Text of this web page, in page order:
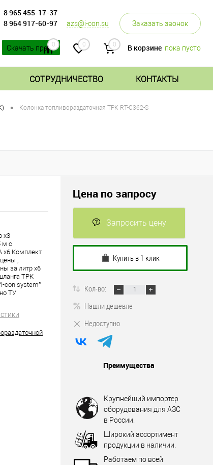
8 965 455-17-37
8 964 917-60-97
azs@i-con.su Заказать звонок
Скачать прайс
0 0 0 В корзине пока пусто
СОТРУДНИЧЕСТВО КОНТАКТЫ
• Колонка топливораздаточная ТРК RT-C362-S
x3
м с
x6 Комплект
,
за литр x6
ТРК
con system”
ТУ
Цена по запросу
Запросить цену
Купить в 1 клик
Кол-во:
Нашли дешевле
Недоступно
Преимущества
Крупнейший импортер
оборудования для АЗС
в России.
Широкий ассортимент
продукции в наличии.
Работаем по всей